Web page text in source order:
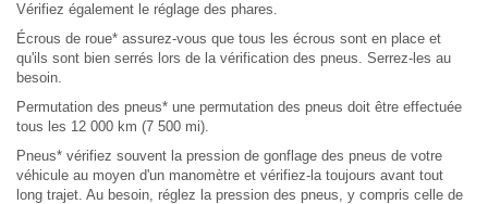
Vérifiez également le réglage des phares.
Écrous de roue* assurez-vous que tous les écrous sont en place et
qu'ils sont bien serrés lors de la vérification des pneus. Serrez-les au
besoin.
Permutation des pneus* une permutation des pneus doit être effectuée
tous les 12 000 km (7 500 mi).
Pneus* vérifiez souvent la pression de gonflage des pneus de votre
véhicule au moyen d'un manomètre et vérifiez-la toujours avant tout
long trajet. Au besoin, réglez la pression des pneus, y compris celle de